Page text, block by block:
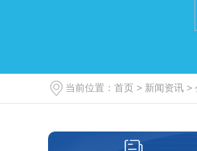
机械顶管施
土压平衡顶
当前位置： 首页 > 新闻资讯 >